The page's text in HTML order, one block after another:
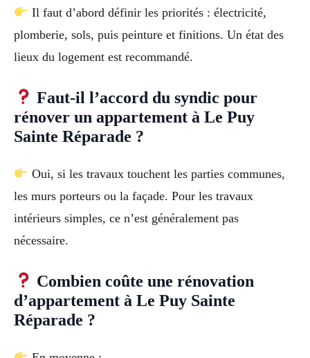
Il faut d’abord définir les priorités : électricité,
plomberie, sols, puis peinture et finitions. Un état des
lieux du logement est recommandé.
Faut-il l’accord du syndic pour
rénover un appartement à Le Puy
Sainte Réparade ?
Oui, si les travaux touchent les parties communes,
les murs porteurs ou la façade. Pour les travaux
intérieurs simples, ce n’est généralement pas
nécessaire.
Combien coûte une rénovation
d’appartement à Le Puy Sainte
Réparade ?